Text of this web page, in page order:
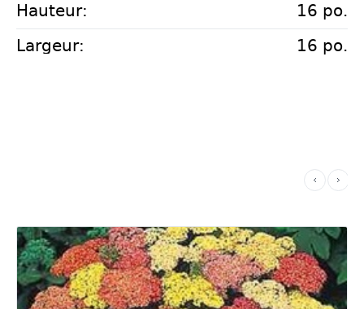
Hauteur:
16 po.
Largeur:
16 po.